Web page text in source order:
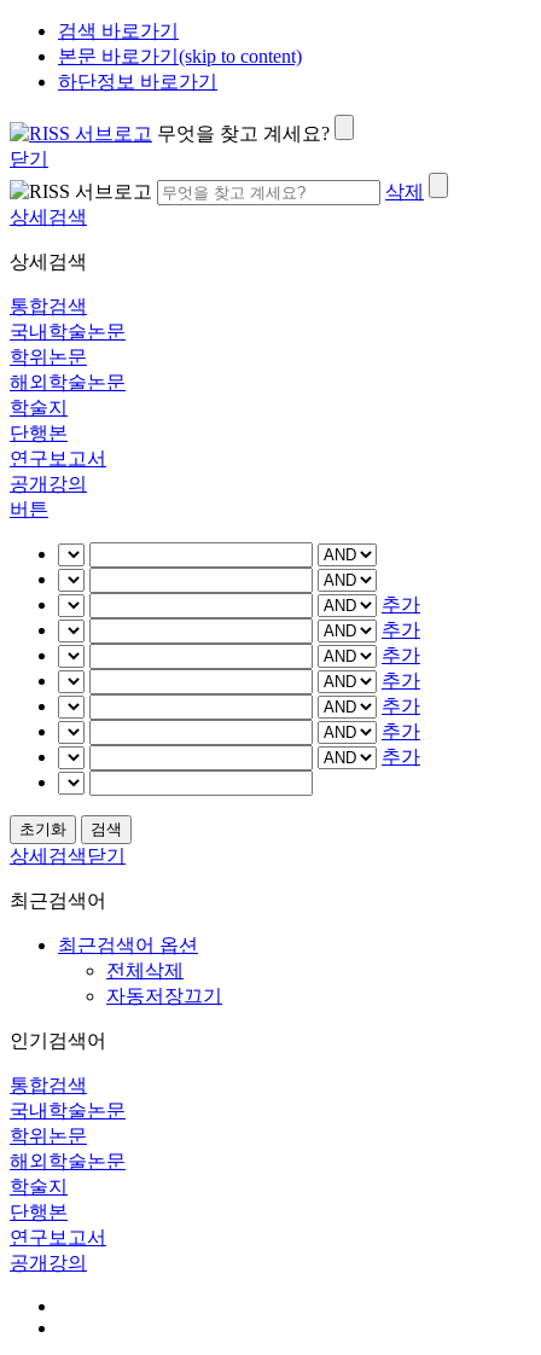
검색 바로가기
본문 바로가기(skip to content)
하단정보 바로가기
무엇을 찾고 계세요?
닫기
삭제
상세검색
상세검색
통합검색
국내학술논문
학위논문
해외학술논문
학술지
단행본
연구보고서
공개강의
버튼
추가
추가
추가
추가
추가
추가
추가
상세검색닫기
최근검색어
최근검색어 옵션
전체삭제
자동저장끄기
인기검색어
통합검색
국내학술논문
학위논문
해외학술논문
학술지
단행본
연구보고서
공개강의